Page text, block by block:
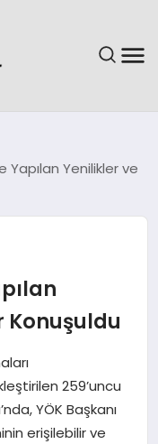
Yapılan Yenilikler ve
Konuşuldu
259’uncu
YÖK Başkanı
erişilebilir ve